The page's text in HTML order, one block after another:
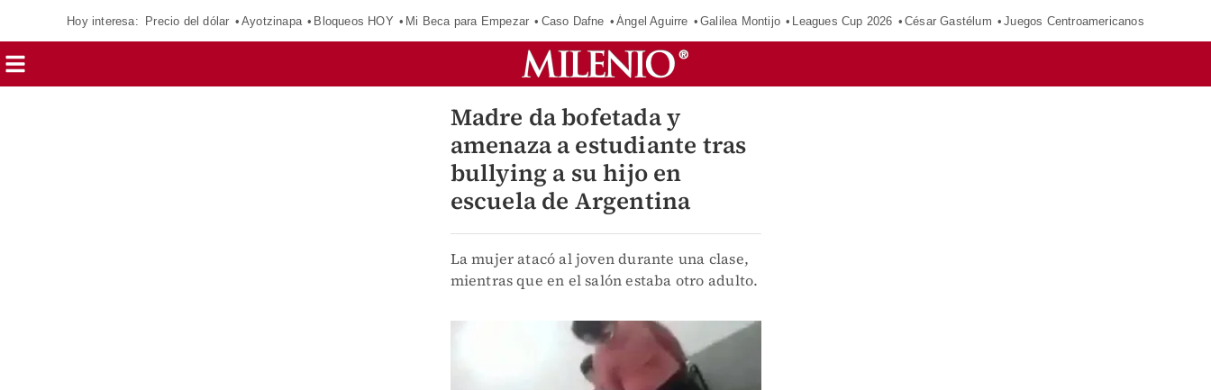
Hoy interesa: Precio del dólar Ayotzinapa Bloqueos HOY Mi Beca para Empezar Caso Dafne Ángel Aguirre Galilea Montijo Leagues Cup 2026 César Gastélum Juegos Centroamericanos
Madre da bofetada y
amenaza a estudiante tras
bullying a su hijo en
escuela de Argentina
La mujer atacó al joven durante una clase,
mientras que en el salón estaba otro adulto.